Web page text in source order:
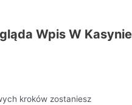
Wpis W Kasynie
kroków zostaniesz